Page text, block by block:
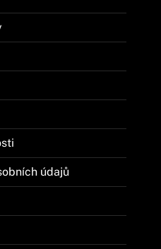
údajů